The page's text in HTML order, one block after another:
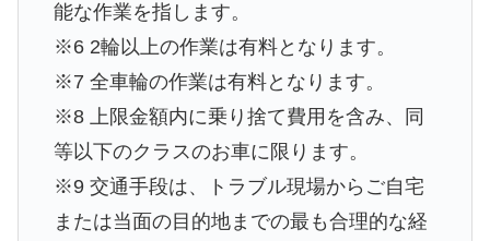
能な作業を指します。
※6 2輪以上の作業は有料となります。
※7 全車輪の作業は有料となります。
※8 上限金額内に乗り捨て費用を含み、同
等以下のクラスのお車に限ります。
※9 交通手段は、トラブル現場からご自宅
または当面の目的地までの最も合理的な経